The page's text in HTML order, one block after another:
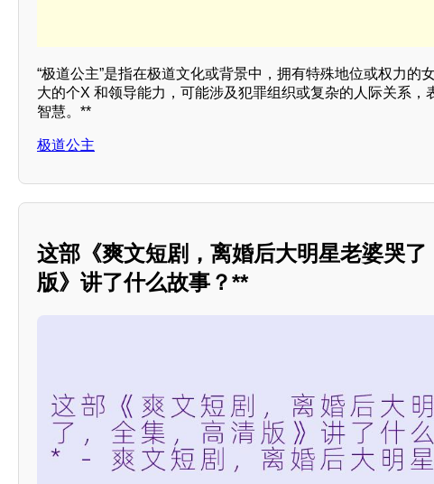
“极道公主”是指在极道文化或背景中，拥有特殊地位或权力的
大的个X 和领导能力，可能涉及犯罪组织或复杂的人际关系，
智慧。**
极道公主
这部《爽文短剧，离婚后大明星老婆哭了
版》讲了什么故事？**